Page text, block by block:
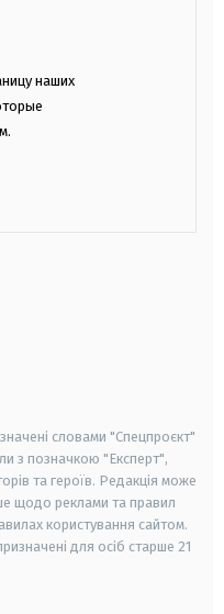
наших
словами "Спецпроєкт"
з позначкою "Експерт",
та героїв. Редакція може
щодо реклами та правил
користування сайтом.
для осіб старше 21